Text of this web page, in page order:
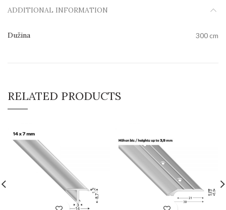
ADDITIONAL INFORMATION
Dužina 300 cm
RELATED PRODUCTS